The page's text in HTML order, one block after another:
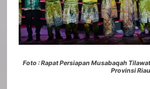
Foto : Rapat Persiapan Musabaqah
Provinsi Riau